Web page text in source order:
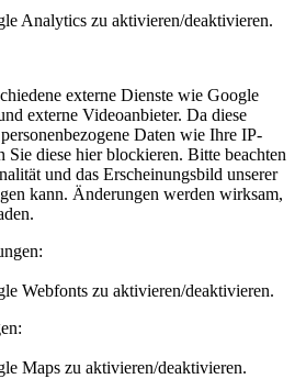
Analytics zu aktivieren/deaktivieren.
externe Dienste wie Google
externe Videoanbieter. Da diese
Daten wie Ihre IP-
Sie diese hier blockieren. Bitte beachten
und das Erscheinungsbild unserer
kann. Änderungen werden wirksam,
Webfonts zu aktivieren/deaktivieren.
Maps zu aktivieren/deaktivieren.